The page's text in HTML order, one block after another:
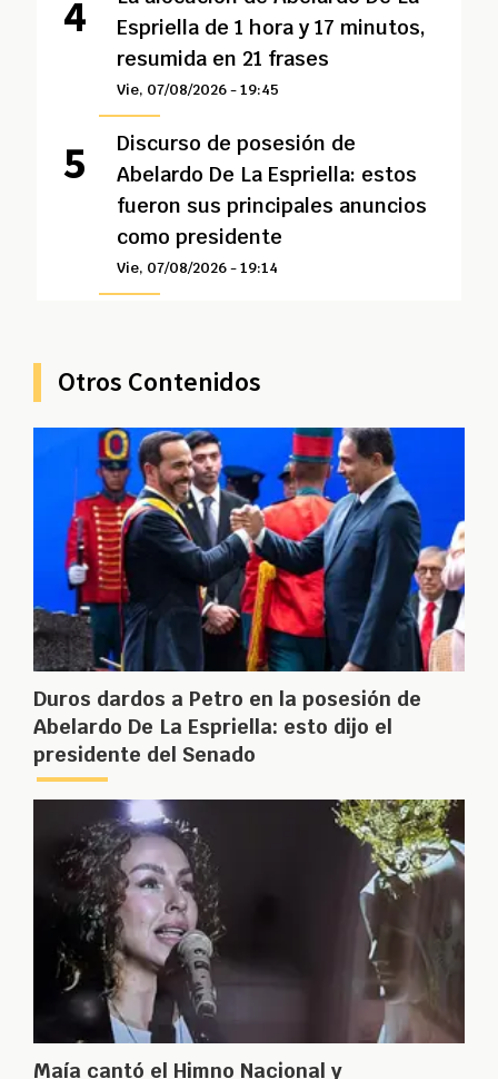
Espriella de 1 hora y 17 minutos,
resumida en 21 frases
Vie, 07/08/2026 - 19:45
Discurso de posesión de
Abelardo De La Espriella: estos
fueron sus principales anuncios
como presidente
Vie, 07/08/2026 - 19:14
Otros Contenidos
Duros dardos a Petro en la posesión de
Abelardo De La Espriella: esto dijo el
presidente del Senado
Maía cantó el Himno Nacional y